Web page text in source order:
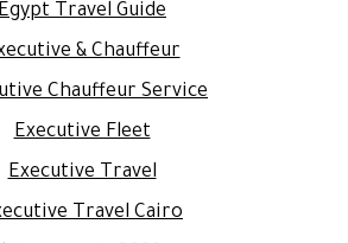
Travel Guide
& Chauffeur
Chauffeur Service
Executive Fleet
Executive Travel
Travel Cairo